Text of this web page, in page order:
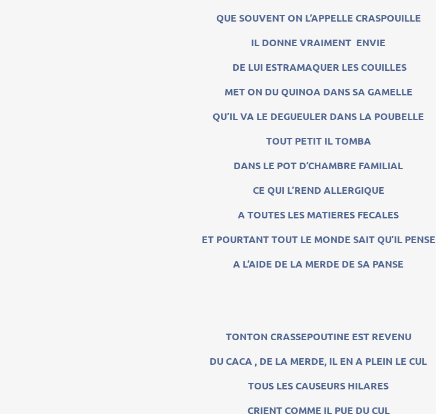
QUE SOUVENT ON L’APPELLE CRASPOUILLE
IL DONNE VRAIMENT ENVIE
DE LUI ESTRAMAQUER LES COUILLES
MET ON DU QUINOA DANS SA GAMELLE
QU’IL VA LE DEGUEULER DANS LA POUBELLE
TOUT PETIT IL TOMBA
DANS LE POT D’CHAMBRE FAMILIAL
CE QUI L’REND ALLERGIQUE
A TOUTES LES MATIERES FECALES
ET POURTANT TOUT LE MONDE SAIT QU’IL PENSE
A L’AIDE DE LA MERDE DE SA PANSE
TONTON CRASSEPOUTINE EST REVENU
DU CACA , DE LA MERDE, IL EN A PLEIN LE CUL
TOUS LES CAUSEURS HILARES
CRIENT COMME IL PUE DU CUL